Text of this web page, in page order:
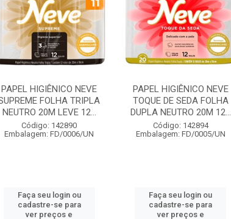
PAPEL HIGIÊNICO NEVE
FOLHA TRIPLA
NEUTRO 20M LEVE 12...
Código: 142890
Embalagem: FD/0006/UN
Faça seu login ou
cadastre-se para
ver preços e
PAPEL HIGIÊNICO NEVE
TOQUE DE SEDA FOLHA
DUPLA NEUTRO 20M 12...
Código: 142894
Embalagem: FD/0005/UN
Faça seu login ou
cadastre-se para
ver preços e